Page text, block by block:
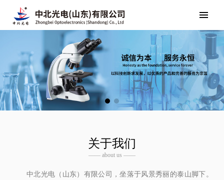
关于我们
—— about us ——
中北光电（山东）有限公司，坐落于风景秀丽的泰山脚下。